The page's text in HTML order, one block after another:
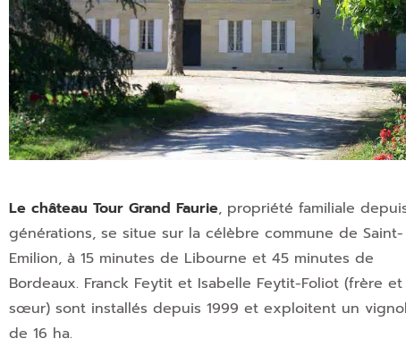
Le château Tour Grand Faurie, propriété familiale
générations, se situe sur la célèbre commune de Saint-
Emilion, à 15 minutes de Libourne et 45 minutes de
Bordeaux. Franck Feytit et Isabelle Feytit-Foliot (frère et
sœur) sont installés depuis 1999 et exploitent un
de 16 ha.